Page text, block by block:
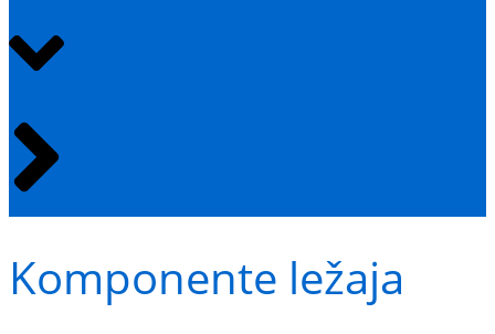
Komponente ležaja